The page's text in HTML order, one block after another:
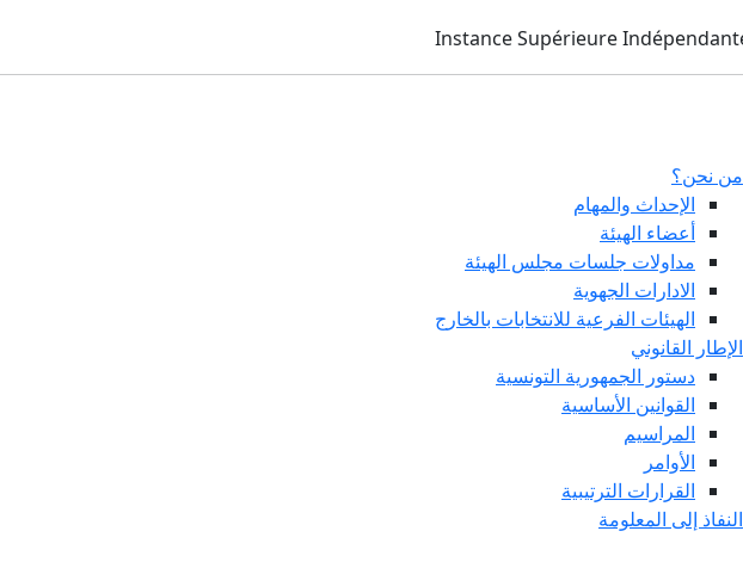
من نحن؟
الإحداث والمهام
أعضاء الهيئة
مداولات جلسات مجلس الهيئة
الادارات الجهوية
الهيئات الفرعية للانتخابات بالخارج
الإطار القانوني
دستور الجمهورية التونسية
القوانين الأساسية
المراسيم
الأوامر
القرارات الترتيبية
النفاذ إلى المعلومة